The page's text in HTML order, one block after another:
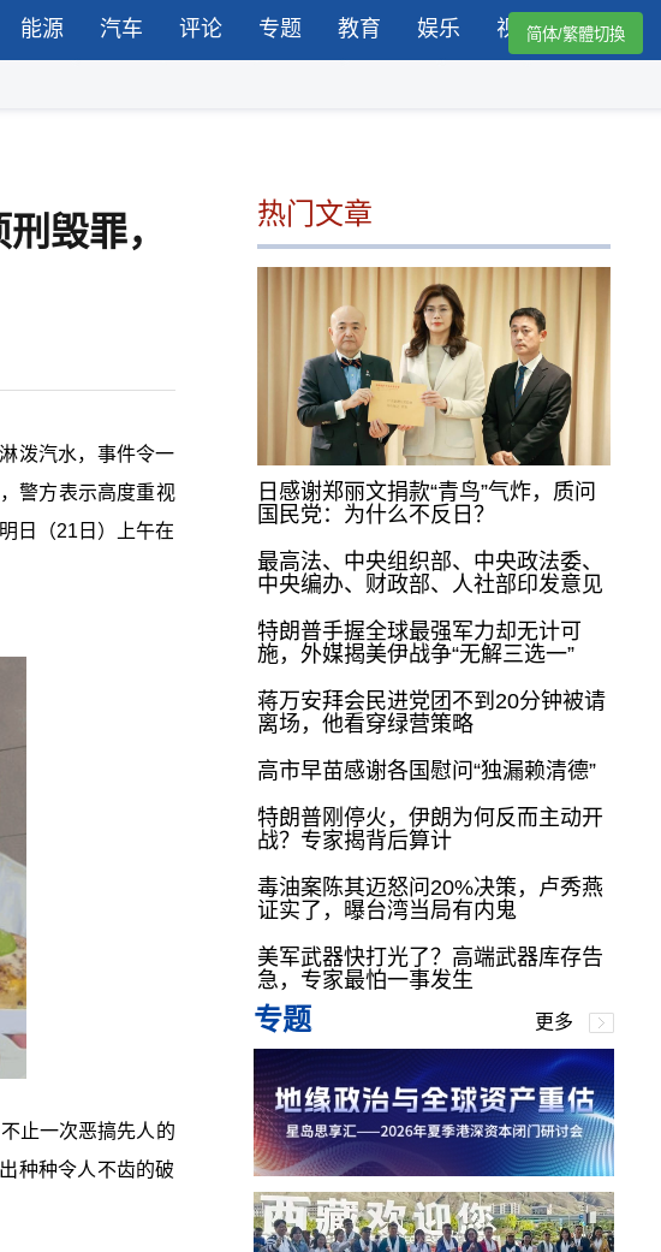
能源 汽车 评论 专题 教育 娱乐 视频简体/繁體切換
毁罪，
泼汽水，事件令一
警方表示高度重视
日（21日）上午在
止一次恶搞先人的
种种令人不齿的破
热门文章
日感谢郑丽文捐款“青鸟”气炸，质问
国民党：为什么不反日？
最高法、中央组织部、中央政法委、
中央编办、财政部、人社部印发意见
特朗普手握全球最强军力却无计可
施，外媒揭美伊战争“无解三选一”
蒋万安拜会民进党团不到20分钟被请
离场，他看穿绿营策略
高市早苗感谢各国慰问“独漏赖清德”
特朗普刚停火，伊朗为何反而主动开
战？专家揭背后算计
毒油案陈其迈怒问20%决策，卢秀燕
证实了，曝台湾当局有内鬼
美军武器快打光了？高端武器库存告
急，专家最怕一事发生
专题 更多